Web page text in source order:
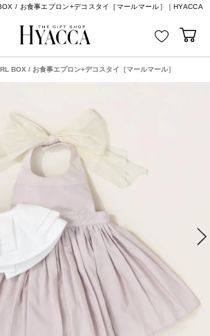
/ お食事エプロン+デコスタイ［マールマール］｜HYACCA
BOX / お食事エプロン+デコスタイ［マールマール］